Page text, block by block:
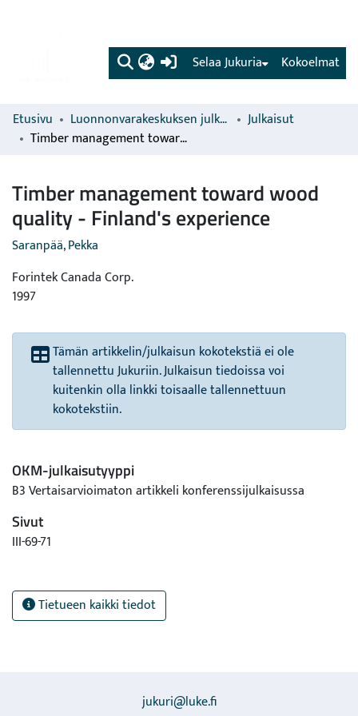
(current) Kokoelmat
Selaa Jukuria
Etusivu Luonnonvarakeskuksen julkaisut
Julkaisut
Timber management toward wood quality - Finland's experience
Timber management toward wood
quality - Finland's experience
Saranpää, Pekka
Forintek Canada Corp.
1997
Tämän artikkelin/julkaisun kokotekstiä ei ole
tallennettu Jukuriin. Julkaisun tiedoissa voi
kuitenkin olla linkki toisaalle tallennettuun
kokotekstiin.
OKM-julkaisutyyppi
B3 Vertaisarvioimaton artikkeli konferenssijulkaisussa
Sivut
III-69-71
Tietueen kaikki tiedot
jukuri@luke.fi